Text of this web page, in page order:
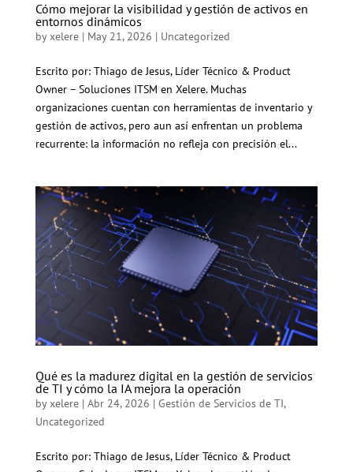
Cómo mejorar la visibilidad y gestión de activos en
entornos dinámicos
byxelere| May 21, 2026 | Uncategorized
Escrito por: Thiago de Jesus, Líder Técnico & Product
Owner – Soluciones ITSM en Xelere. Muchas
organizaciones cuentan con herramientas de inventario y
gestión de activos, pero aun así enfrentan un problema
recurrente: la información no refleja con precisión el...
Qué es la madurez digital en la gestión de servicios
de TI y cómo la IA mejora la operación
byxelere| Abr 24, 2026 | Gestión de Servicios de TI,
Uncategorized
Escrito por: Thiago de Jesus, Líder Técnico & Product